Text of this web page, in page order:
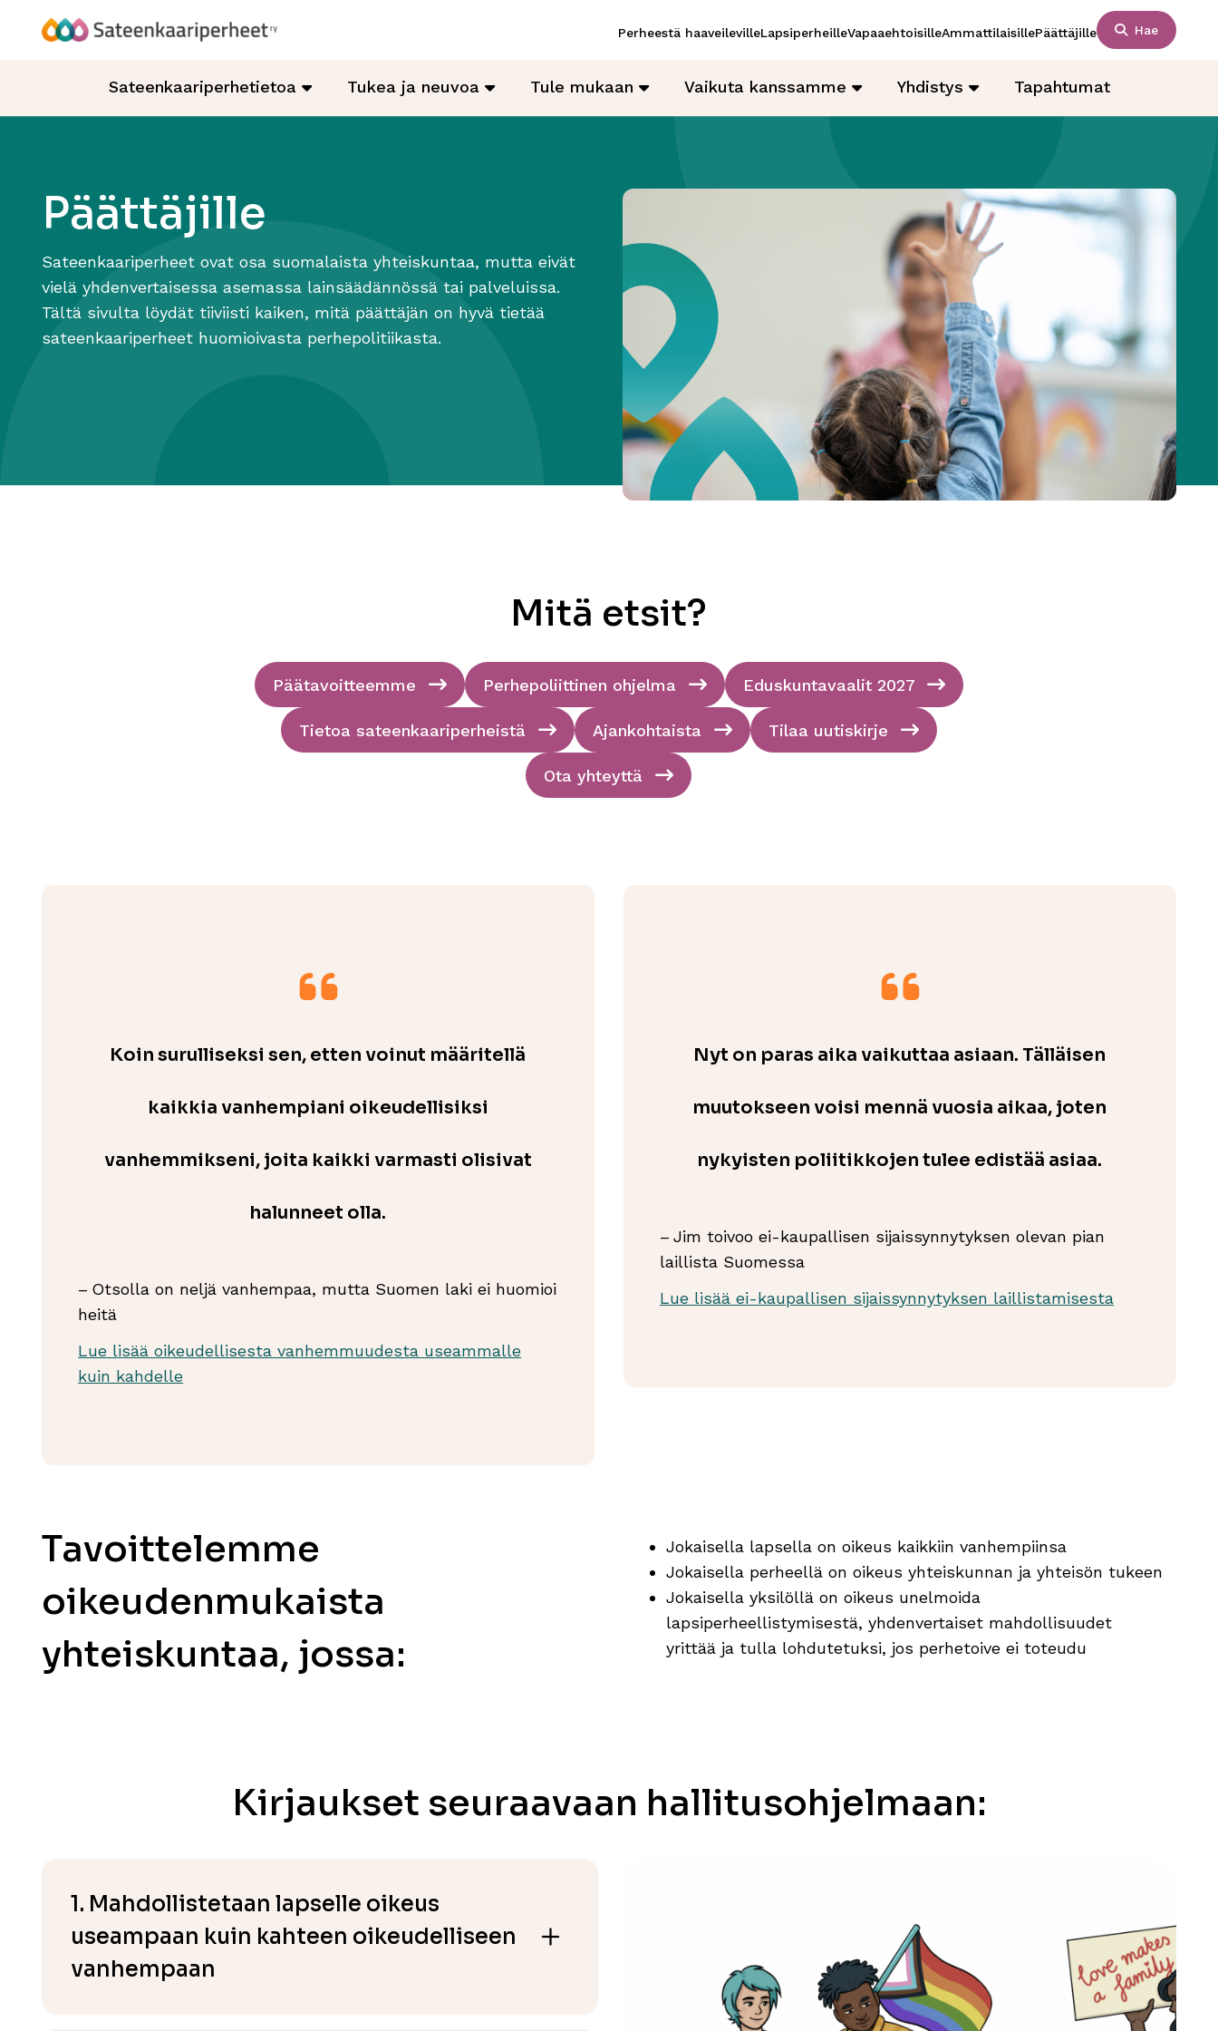
sisältöön
Perheestä haaveilevilleLapsiperheilleVapaaehtoisilleAmmattilaisillePäättäjille Hae
Sateenkaariperhetietoa Tukea ja neuvoa Tule mukaan Vaikuta kanssamme Yhdistys Tapahtumat
Päättäjille
Sateenkaariperheet ovat osa suomalaista yhteiskuntaa, mutta eivät
vielä yhdenvertaisessa asemassa lainsäädännössä tai palveluissa.
Tältä sivulta löydät tiiviisti kaiken, mitä päättäjän on hyvä tietää
sateenkaariperheet huomioivasta perhepolitiikasta.
Mitä etsit?
Päätavoitteemme Perhepoliittinen ohjelma Eduskuntavaalit 2027
Tietoa sateenkaariperheistä Ajankohtaista Tilaa uutiskirje
Ota yhteyttä
Koin surulliseksi sen, etten voinut määritellä
kaikkia vanhempiani oikeudellisiksi
vanhemmikseni, joita kaikki varmasti olisivat
halunneet olla.
– Otsolla on neljä vanhempaa, mutta Suomen laki ei huomioi
heitä
Lue lisää oikeudellisesta vanhemmuudesta useammalle
kuin kahdelle
Nyt on paras aika vaikuttaa asiaan. Tälläisen
muutokseen voisi mennä vuosia aikaa, joten
nykyisten poliitikkojen tulee edistää asiaa.
– Jim toivoo ei-kaupallisen sijaissynnytyksen olevan pian
laillista Suomessa
Lue lisää ei-kaupallisen sijaissynnytyksen laillistamisesta
Tavoittelemme
oikeudenmukaista
yhteiskuntaa, jossa:
Jokaisella lapsella on oikeus kaikkiin vanhempiinsa
Jokaisella perheellä on oikeus yhteiskunnan ja yhteisön tukeen
Jokaisella yksilöllä on oikeus unelmoida
lapsiperheellistymisestä, yhdenvertaiset mahdollisuudet
yrittää ja tulla lohdutetuksi, jos perhetoive ei toteudu
Kirjaukset seuraavaan hallitusohjelmaan:
1. Mahdollistetaan lapselle oikeus
useampaan kuin kahteen oikeudelliseen
vanhempaan